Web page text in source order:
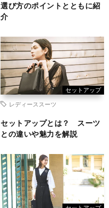
選び方のポイントとともに紹
介
セットアップ
レディーススーツ
セットアップとは？ スーツ
との違いや魅力を解説